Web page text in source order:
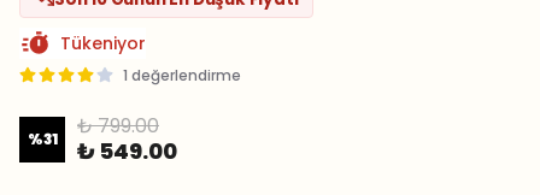
Tükeniyor
1 değerlendirme
%31 ₺ 799.00
₺ 549.00